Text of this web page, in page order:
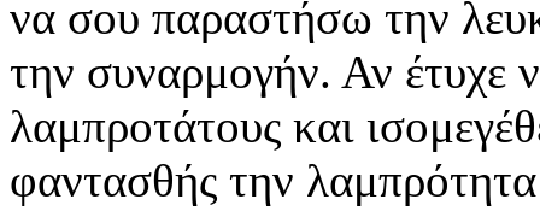
να σου παραστήσω την
την συναρμογήν. Αν έτυχε
λαμπροτάτους και
φαντασθής την